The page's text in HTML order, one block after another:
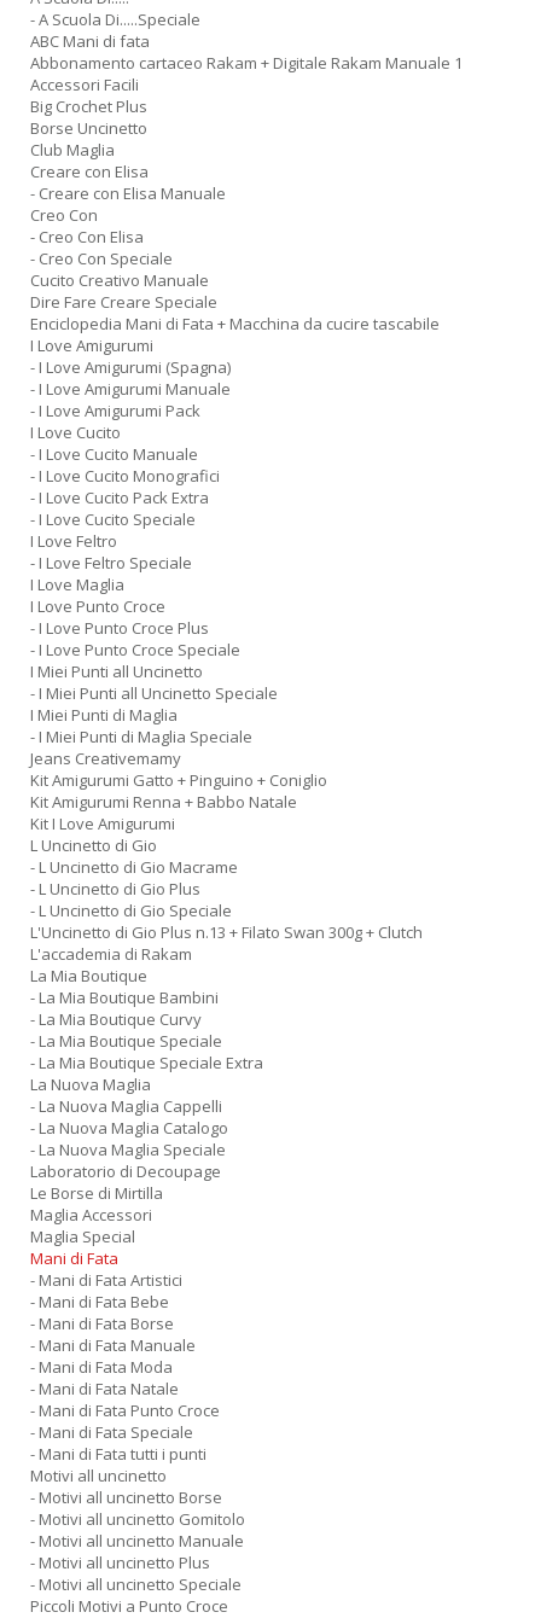
- A Scuola Di.....Speciale
ABC Mani di fata
Abbonamento cartaceo Rakam + Digitale Rakam Manuale 1
Accessori Facili
Big Crochet Plus
Borse Uncinetto
Club Maglia
Creare con Elisa
- Creare con Elisa Manuale
Creo Con
- Creo Con Elisa
- Creo Con Speciale
Cucito Creativo Manuale
Dire Fare Creare Speciale
Enciclopedia Mani di Fata + Macchina da cucire tascabile
I Love Amigurumi
- I Love Amigurumi (Spagna)
- I Love Amigurumi Manuale
- I Love Amigurumi Pack
I Love Cucito
- I Love Cucito Manuale
- I Love Cucito Monografici
- I Love Cucito Pack Extra
- I Love Cucito Speciale
I Love Feltro
- I Love Feltro Speciale
I Love Maglia
I Love Punto Croce
- I Love Punto Croce Plus
- I Love Punto Croce Speciale
I Miei Punti all Uncinetto
- I Miei Punti all Uncinetto Speciale
I Miei Punti di Maglia
- I Miei Punti di Maglia Speciale
Jeans Creativemamy
Kit Amigurumi Gatto + Pinguino + Coniglio
Kit Amigurumi Renna + Babbo Natale
Kit I Love Amigurumi
L Uncinetto di Gio
- L Uncinetto di Gio Macrame
- L Uncinetto di Gio Plus
- L Uncinetto di Gio Speciale
L'Uncinetto di Gio Plus n.13 + Filato Swan 300g + Clutch
L'accademia di Rakam
La Mia Boutique
- La Mia Boutique Bambini
- La Mia Boutique Curvy
- La Mia Boutique Speciale
- La Mia Boutique Speciale Extra
La Nuova Maglia
- La Nuova Maglia Cappelli
- La Nuova Maglia Catalogo
- La Nuova Maglia Speciale
Laboratorio di Decoupage
Le Borse di Mirtilla
Maglia Accessori
Maglia Special
Mani di Fata
- Mani di Fata Artistici
- Mani di Fata Bebe
- Mani di Fata Borse
- Mani di Fata Manuale
- Mani di Fata Moda
- Mani di Fata Natale
- Mani di Fata Punto Croce
- Mani di Fata Speciale
- Mani di Fata tutti i punti
Motivi all uncinetto
- Motivi all uncinetto Borse
- Motivi all uncinetto Gomitolo
- Motivi all uncinetto Manuale
- Motivi all uncinetto Plus
- Motivi all uncinetto Speciale
Piccoli Motivi a Punto Croce